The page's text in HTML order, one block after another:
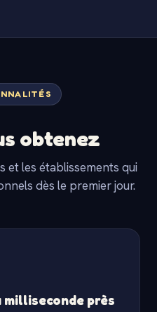
obtenez
et les établissements qui
dès le premier jour.
milliseconde près